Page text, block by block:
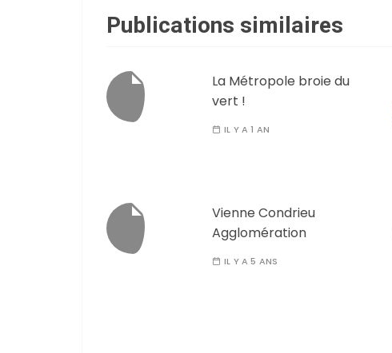
Publications similaires
La Métropole broie du
vert !
IL Y A 1 AN
Vienne Condrieu
Agglomération
IL Y A 5 ANS